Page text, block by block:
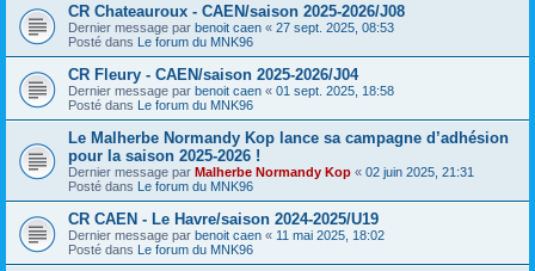
CR Chateauroux - CAEN/saison 2025-2026/J08
Dernier message par benoit caen « 27 sept. 2025, 08:53
Posté dans Le forum du MNK96
CR Fleury - CAEN/saison 2025-2026/J04
Dernier message par benoit caen « 01 sept. 2025, 18:58
Posté dans Le forum du MNK96
Le Malherbe Normandy Kop lance sa campagne d’adhésion
pour la saison 2025-2026 !
Dernier message par Malherbe Normandy Kop « 02 juin 2025, 21:31
Posté dans Le forum du MNK96
CR CAEN - Le Havre/saison 2024-2025/U19
Dernier message par benoit caen « 11 mai 2025, 18:02
Posté dans Le forum du MNK96